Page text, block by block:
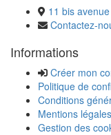
11 bis
Contactez-
Informations
Créer mon
Politique de
Conditions
Mentions légales
Gestion des